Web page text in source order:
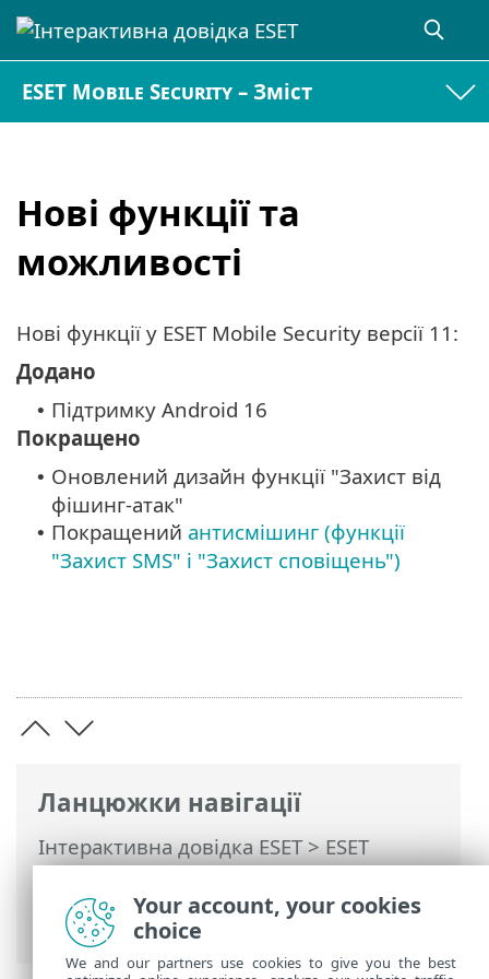
ESET Mobile Security – Зміст
Нові функції та
можливості
Ланцюжки навігації
Інтерактивна довідка ESET>ESET
Mobile Security>Загальний опис ESET
Mobile Security > Нові функції та
можливості
Нові функції у ESET Mobile Security версії 11:
Додано
• Підтримку Android 16
Покращено
• Оновлений дизайн функції "Захист від
фішинг-атак"
• Покращений антисмішинг (функції
"Захист SMS" і "Захист сповіщень")
Your account, your cookies
choice
We and our partners use cookies to give you the best